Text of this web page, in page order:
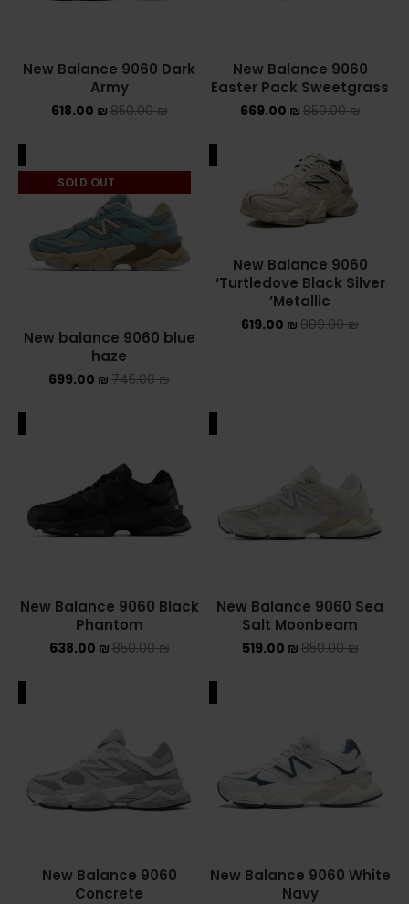
New Balance 9060
Easter Pack Sweetgrass
850.00₪
669.00 ₪
New Balance 9060 Dark
Army
850.00₪
618.00 ₪
New Balance 9060
‘Turtledove Black Silver
Metallic’
889.00₪
619.00 ₪
SOLD OUT
New balance 9060 blue
haze
745.00₪
699.00 ₪
New Balance 9060 Sea
Salt Moonbeam
850.00₪
519.00 ₪
New Balance 9060 Black
Phantom
850.00₪
638.00 ₪
New Balance 9060 White
Navy
New Balance 9060
Concrete⁩⁩